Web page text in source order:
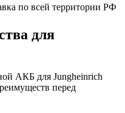
по всей территории РФ
для
АКБ для Jungheinrich
перед